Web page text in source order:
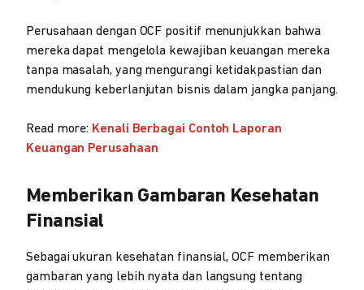
Perusahaan dengan OCF positif menunjukkan bahwa
mereka dapat mengelola kewajiban keuangan mereka
tanpa masalah, yang mengurangi ketidakpastian dan
mendukung keberlanjutan bisnis dalam jangka panjang.
Read more: Kenali Berbagai Contoh Laporan
Keuangan Perusahaan
Memberikan Gambaran Kesehatan
Finansial
Sebagai ukuran kesehatan finansial, OCF memberikan
gambaran yang lebih nyata dan langsung tentang